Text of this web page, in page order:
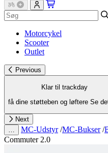
Motorcykel
Scooter
Outlet
Previous
Klar til trackday
få dine støtteben og løftere Se
Next
MC-Udstyr /MC-Bukser /
Commuter 2.0